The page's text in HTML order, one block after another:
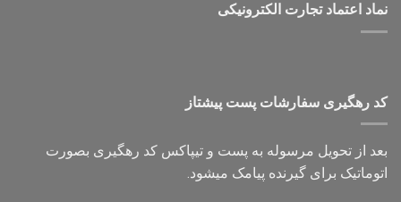
نماد اعتماد تجارت الكترونیكی
کد رهگیری سفارشات پست پیشتاز
بعد از تحویل مرسوله به پست و تیپاکس کد رهگیری بصورت
اتوماتیک برای گیرنده پیامک میشود.